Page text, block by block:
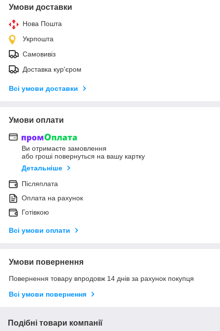
Умови доставки
Нова Пошта
Укрпошта
Самовивіз
Доставка кур'єром
Всі умови доставки
Умови оплати
Ви отримаєте замовлення
або гроші повернуться на вашу картку
Детальніше
Післяплата
Оплата на рахунок
Готівкою
Всі умови оплати
Умови повернення
Повернення товару впродовж 14 днів за рахунок покупця
Всі умови повернення
Подібні товари компанії